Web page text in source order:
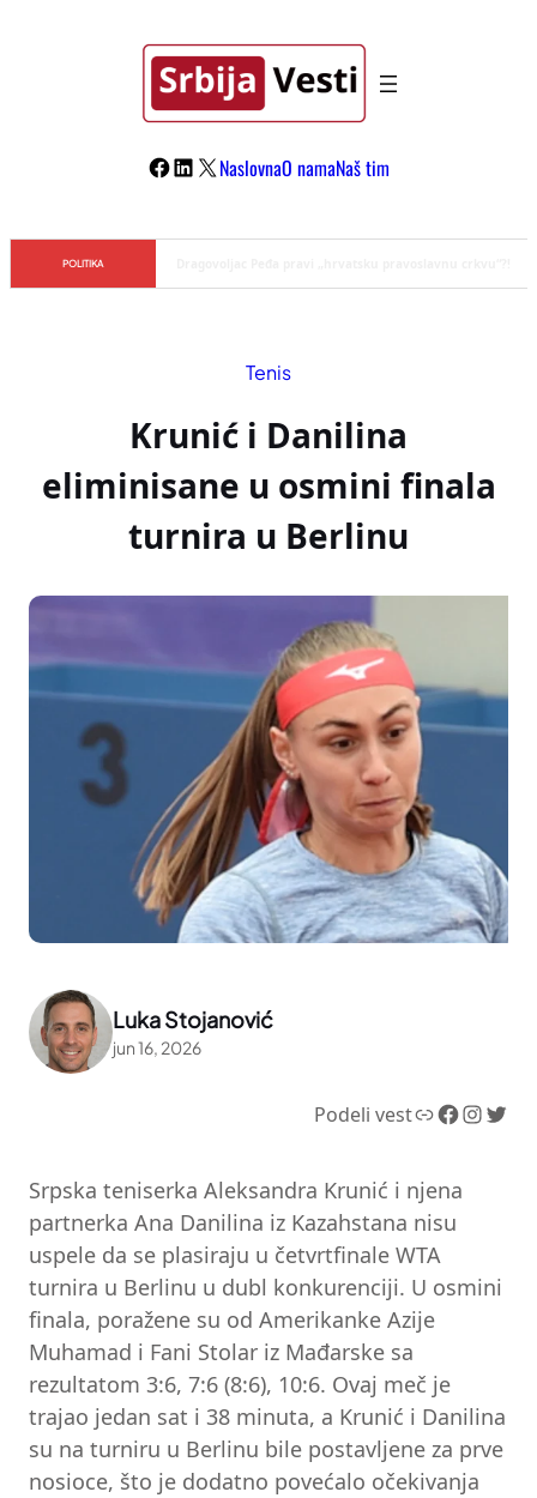
Facebook
LinkedIn
X NaslovnaO namaNaš tim
POLITIKA
Tenis
Krunić i Danilina
eliminisane u osmini finala
turnira u Berlinu
Luka Stojanović
jun 16, 2026
Podeli vestLink Facebook InstagramTwitter
Srpska teniserka Aleksandra Krunić i njena
partnerka Ana Danilina iz Kazahstana nisu
uspele da se plasiraju u četvrtfinale WTA
turnira u Berlinu u dubl konkurenciji. U osmini
finala, poražene su od Amerikanke Azije
Muhamad i Fani Stolar iz Mađarske sa
rezultatom 3:6, 7:6 (8:6), 10:6. Ovaj meč je
trajao jedan sat i 38 minuta, a Krunić i Danilina
su na turniru u Berlinu bile postavljene za prve
nosioce, što je dodatno povećalo očekivanja